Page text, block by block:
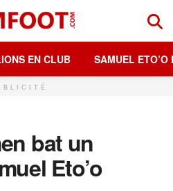
EN CLUB SAMUEL ETO’O
bat un
Eto’o